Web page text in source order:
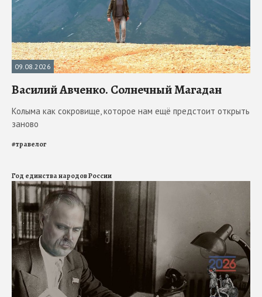
09.08.2026
Василий Авченко. Солнечный Магадан
Колыма как сокровище, которое нам ещё предстоит открыть
заново
#травелог
Год единства народов России